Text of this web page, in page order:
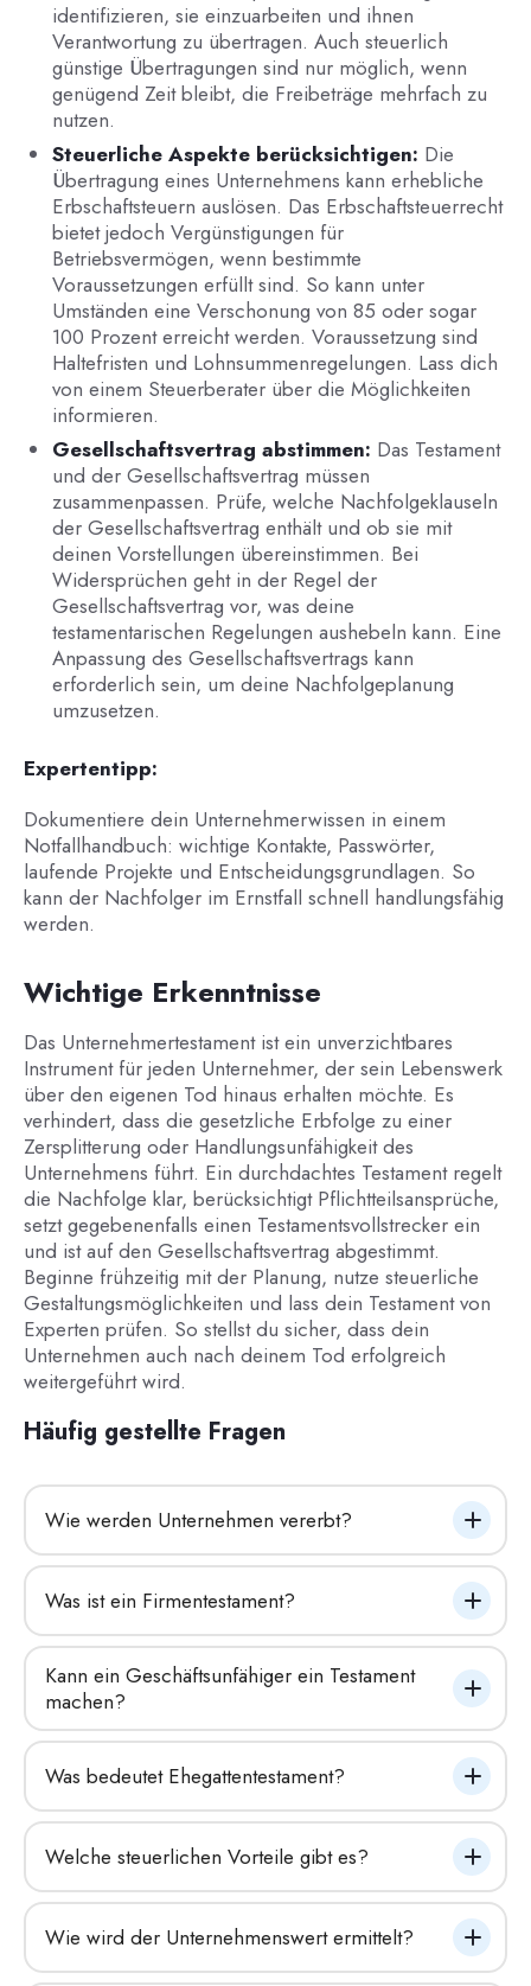
identifizieren, sie einzuarbeiten und ihnen
Verantwortung zu übertragen. Auch steuerlich
günstige Übertragungen sind nur möglich, wenn
genügend Zeit bleibt, die Freibeträge mehrfach zu
nutzen.
Steuerliche Aspekte berücksichtigen: Die
Übertragung eines Unternehmens kann erhebliche
Erbschaftsteuern auslösen. Das Erbschaftsteuerrecht
bietet jedoch Vergünstigungen für
Betriebsvermögen, wenn bestimmte
Voraussetzungen erfüllt sind. So kann unter
Umständen eine Verschonung von 85 oder sogar
100 Prozent erreicht werden. Voraussetzung sind
Haltefristen und Lohnsummenregelungen. Lass dich
von einem Steuerberater über die Möglichkeiten
informieren.
Gesellschaftsvertrag abstimmen: Das Testament
und der Gesellschaftsvertrag müssen
zusammenpassen. Prüfe, welche Nachfolgeklauseln
der Gesellschaftsvertrag enthält und ob sie mit
deinen Vorstellungen übereinstimmen. Bei
Widersprüchen geht in der Regel der
Gesellschaftsvertrag vor, was deine
testamentarischen Regelungen aushebeln kann. Eine
Anpassung des Gesellschaftsvertrags kann
erforderlich sein, um deine Nachfolgeplanung
umzusetzen.
Expertentipp:
Dokumentiere dein Unternehmerwissen in einem
Notfallhandbuch: wichtige Kontakte, Passwörter,
laufende Projekte und Entscheidungsgrundlagen. So
kann der Nachfolger im Ernstfall schnell handlungsfähig
werden.
Wichtige Erkenntnisse
Das Unternehmertestament ist ein unverzichtbares
Instrument für jeden Unternehmer, der sein Lebenswerk
über den eigenen Tod hinaus erhalten möchte. Es
verhindert, dass die gesetzliche Erbfolge zu einer
Zersplitterung oder Handlungsunfähigkeit des
Unternehmens führt. Ein durchdachtes Testament regelt
die Nachfolge klar, berücksichtigt Pflichtteilsansprüche,
setzt gegebenenfalls einen Testamentsvollstrecker ein
und ist auf den Gesellschaftsvertrag abgestimmt.
Beginne frühzeitig mit der Planung, nutze steuerliche
Gestaltungsmöglichkeiten und lass dein Testament von
Experten prüfen. So stellst du sicher, dass dein
Unternehmen auch nach deinem Tod erfolgreich
weitergeführt wird.
Häufig gestellte Fragen
Wie werden Unternehmen vererbt?
Was ist ein Firmentestament?
Kann ein Geschäftsunfähiger ein Testament
machen?
Was bedeutet Ehegattentestament?
Welche steuerlichen Vorteile gibt es?
Wie wird der Unternehmenswert ermittelt?